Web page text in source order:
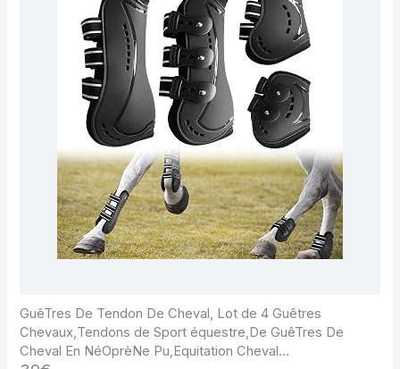
GuêTres De Tendon De Cheval, Lot de 4 Guêtres
Chevaux,Tendons de Sport équestre,De GuêTres De
Cheval En NéOprèNe Pu,Equitation Cheval